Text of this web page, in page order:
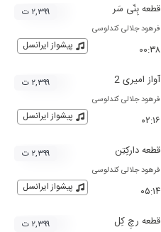
قطعه بِنّی سَر
فرهود جلالی کندلوسی
۰۰:۳۸
۲,۳۹۹ ت
پیشواز ایرانسل
آواز امیری 2
فرهود جلالی کندلوسی
۰۲:۱۶
۲,۳۹۹ ت
پیشواز ایرانسل
قطعه دارکِتِن
فرهود جلالی کندلوسی
۰۵:۱۴
۲,۳۹۹ ت
پیشواز ایرانسل
قطعه رچِ کِل ۲,۳۹۹ ت